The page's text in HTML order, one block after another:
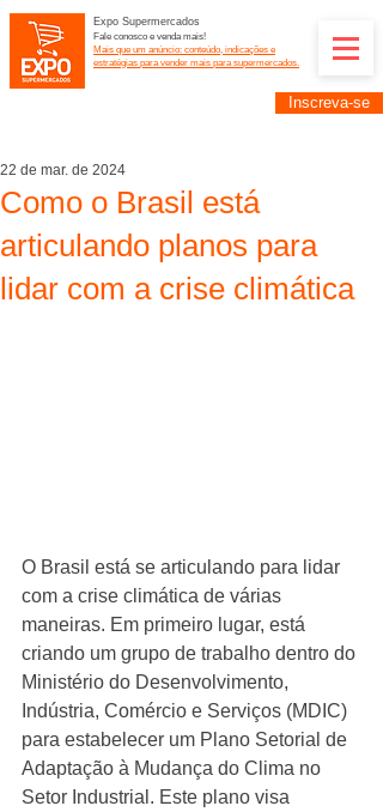
Expo Supermercados
Fale conosco e venda mais!
Mais que um anúncio: conteúdo, indicações e
estratégias para vender mais para supermercados.
Inscreva-se
Como o Brasil está
articulando planos para
lidar com a crise climática
22 de mar. de 2024
O Brasil está se articulando para lidar
com a crise climática de várias
maneiras. Em primeiro lugar, está
criando um grupo de trabalho dentro do
Ministério do Desenvolvimento,
Indústria, Comércio e Serviços (MDIC)
para estabelecer um Plano Setorial de
Adaptação à Mudança do Clima no
Setor Industrial. Este plano visa